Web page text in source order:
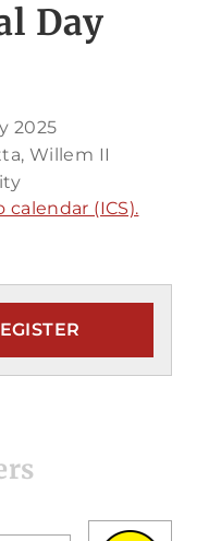
Day
2025
Willem II
calendar (ICS).